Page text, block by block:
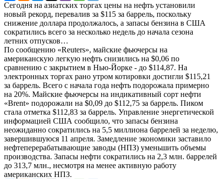
Сегодня на азиатских торгах цены на нефть установили
новый рекорд, перевалив за $115 за баррель, поскольку
снижение доллара продолжалось, а запасы бензина в США
сократились всего за несколько недель до начала сезона
летних отпусков…
По сообщению «Reuters», майские фьючерсы на
американскую легкую нефть снизились на $0,06 по
сравнению с закрытием в Нью-Йорке - до $114,87. На
электронных торгах рано утром котировки достигли $115,21
за баррель. Всего с начала года нефть подорожала примерно
на 20%. Майские фьючерсы на индикативный сорт нефти
«Brent» подорожали на $0,09 до $112,75 за баррель. Пиком
стала отметка $112,83 за баррель. Управление энергетической
информацией США сообщило, что запасы бензина
неожиданно сократились на 5,5 миллиона баррелей за неделю,
завершившуюся 11 апреля. Замедление экономики заставило
нефтеперерабатывающие заводы (НПЗ) уменьшить объемы
производства. Запасы нефти сократились на 2,3 млн. баррелей
до 313,7 млн., несмотря на менее активную работу
американских НПЗ.